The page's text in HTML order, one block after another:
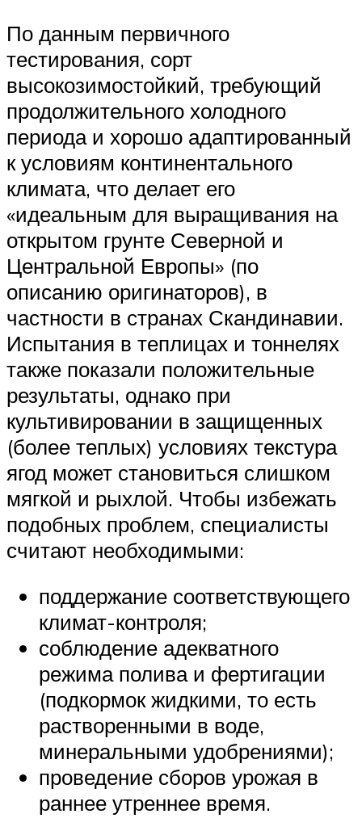
По данным первичного
тестирования, сорт
высокозимостойкий, требующий
продолжительного холодного
периода и хорошо адаптированный
к условиям континентального
климата, что делает его
«идеальным для выращивания на
открытом грунте Северной и
Центральной Европы» (по
описанию оригинаторов), в
частности в странах Скандинавии.
Испытания в теплицах и тоннелях
также показали положительные
результаты, однако при
культивировании в защищенных
(более теплых) условиях текстура
ягод может становиться слишком
мягкой и рыхлой. Чтобы избежать
подобных проблем, специалисты
считают необходимыми:
поддержание соответствующего
климат-контроля;
соблюдение адекватного
режима полива и фертигации
(подкормок жидкими, то есть
растворенными в воде,
минеральными удобрениями);
проведение сборов урожая в
раннее утреннее время.